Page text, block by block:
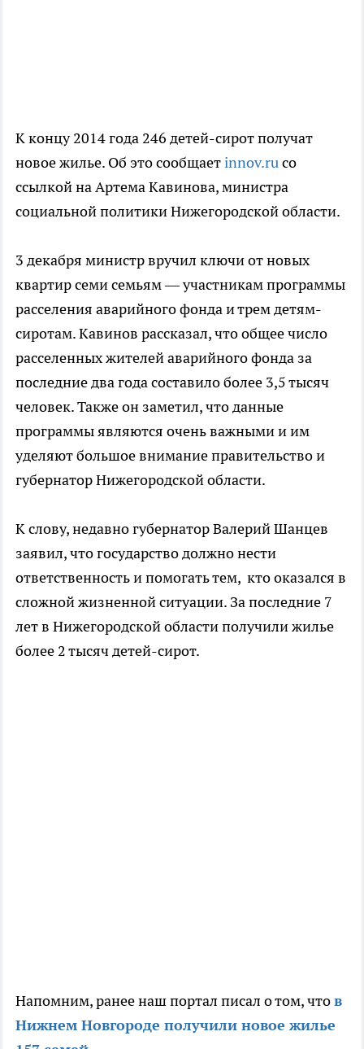
К концу 2014 года 246 детей-сирот получат
новое жилье. Об это сообщаетinnov.ruсо
ссылкой на Артема Кавинова, министра
социальной политики Нижегородской области.
3 декабря министр вручил ключи от новых
квартир семи семьям — участникам программы
расселения аварийного фонда и трем детям-
сиротам. Кавинов рассказал, что общее число
расселенных жителей аварийного фонда за
последние два года составило более 3,5 тысяч
человек. Также он заметил, что данные
программы являются очень важными и им
уделяют большое внимание правительство и
губернатор Нижегородской области.
К слову, недавно губернатор Валерий Шанцев
заявил, что государство должно нести
ответственность и помогать тем, кто оказался в
сложной жизненной ситуации. За последние 7
лет в Нижегородской области получили жилье
более 2 тысяч детей-сирот.
Напомним, ранее наш портал писал о том, чтов
Нижнем Новгороде получили новое жилье